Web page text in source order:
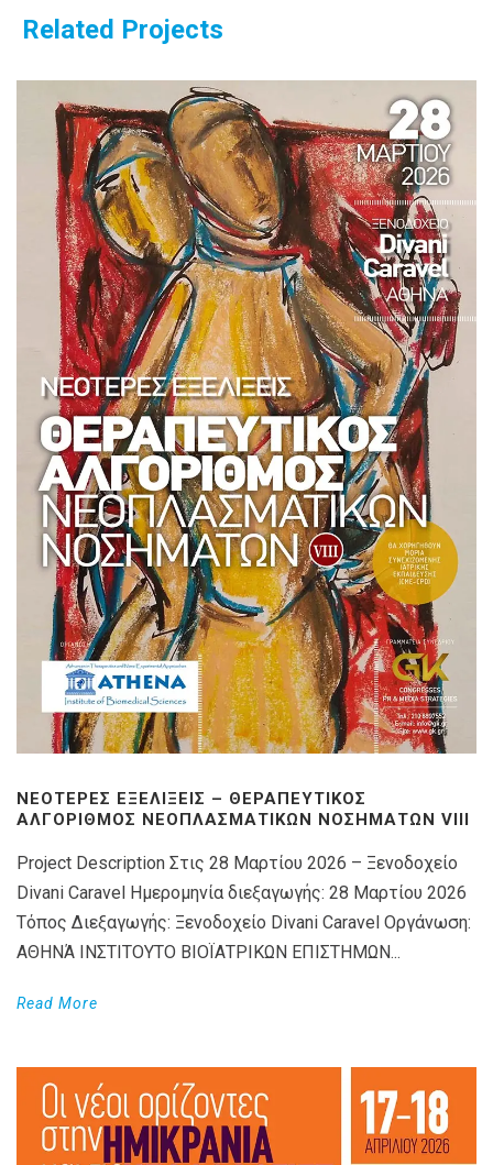
Related Projects
ΝΕΌΤΕΡΕΣ ΕΞΕΛΊΞΕΙΣ – ΘΕΡΑΠΕΥΤΙΚΌΣ
ΑΛΓΌΡΙΘΜΟΣ ΝΕΟΠΛΑΣΜΑΤΙΚΏΝ ΝΟΣΗΜΆΤΩΝ VIIΙ
Project Description Στις 28 Μαρτίου 2026 – Ξενοδοχείο
Divani Caravel Ημερομηνία διεξαγωγής: 28 Μαρτίου 2026
Τόπος Διεξαγωγής: Ξενοδοχείο Divani Caravel Οργάνωση:
ΑΘΗΝΆ ΙΝΣΤΙΤΟΥΤΟ ΒΙΟΪΑΤΡΙΚΩΝ ΕΠΙΣΤΗΜΩΝ...
Read More